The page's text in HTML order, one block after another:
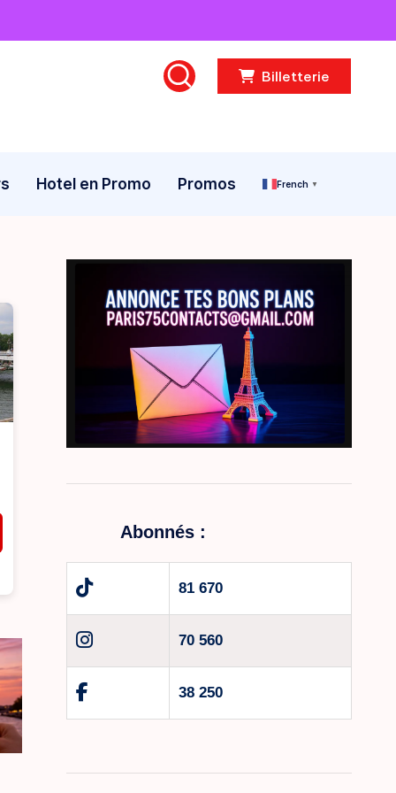
Billetterie
Hotel en Promo Promos French ▼
Abonnés :
81 670
70 560
38 250